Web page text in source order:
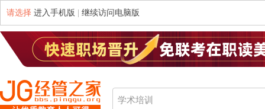
请选择 进入手机版 继续访问电脑版